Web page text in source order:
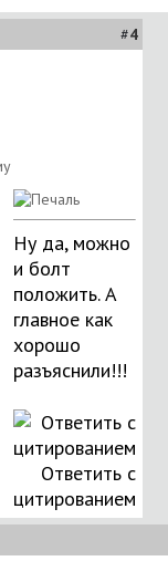
#4
Ну да, можно
и болт
положить. А
главное как
хорошо
разъяснили!!!
Ответить с
цитированием